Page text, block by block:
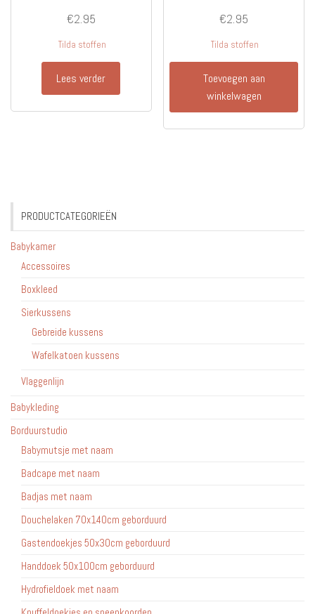
€2.95
Tilda stoffen
Lees verder
€2.95
Tilda stoffen
Toevoegen aan
winkelwagen
PRODUCTCATEGORIEËN
Babykamer
Accessoires
Boxkleed
Sierkussens
Gebreide kussens
Wafelkatoen kussens
Vlaggenlijn
Babykleding
Borduurstudio
Babymutsje met naam
Badcape met naam
Badjas met naam
Douchelaken 70x140cm geborduurd
Gastendoekjes 50x30cm geborduurd
Handdoek 50x100cm geborduurd
Hydrofieldoek met naam